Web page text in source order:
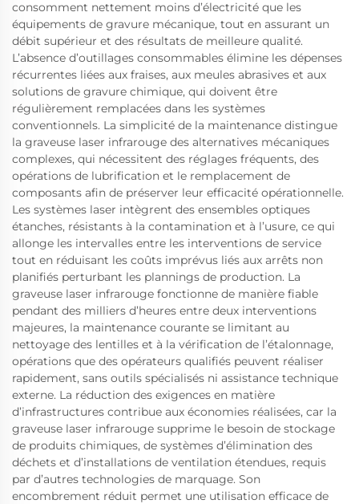
consomment nettement moins d’électricité que les
équipements de gravure mécanique, tout en assurant un
débit supérieur et des résultats de meilleure qualité.
L’absence d’outillages consommables élimine les dépenses
récurrentes liées aux fraises, aux meules abrasives et aux
solutions de gravure chimique, qui doivent être
régulièrement remplacées dans les systèmes
conventionnels. La simplicité de la maintenance distingue
la graveuse laser infrarouge des alternatives mécaniques
complexes, qui nécessitent des réglages fréquents, des
opérations de lubrification et le remplacement de
composants afin de préserver leur efficacité opérationnelle.
Les systèmes laser intègrent des ensembles optiques
étanches, résistants à la contamination et à l’usure, ce qui
allonge les intervalles entre les interventions de service
tout en réduisant les coûts imprévus liés aux arrêts non
planifiés perturbant les plannings de production. La
graveuse laser infrarouge fonctionne de manière fiable
pendant des milliers d’heures entre deux interventions
majeures, la maintenance courante se limitant au
nettoyage des lentilles et à la vérification de l’étalonnage,
opérations que des opérateurs qualifiés peuvent réaliser
rapidement, sans outils spécialisés ni assistance technique
externe. La réduction des exigences en matière
d’infrastructures contribue aux économies réalisées, car la
graveuse laser infrarouge supprime le besoin de stockage
de produits chimiques, de systèmes d’élimination des
déchets et d’installations de ventilation étendues, requis
par d’autres technologies de marquage. Son
encombrement réduit permet une utilisation efficace de